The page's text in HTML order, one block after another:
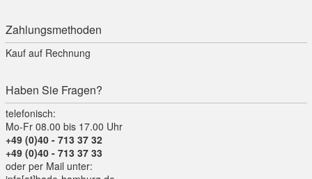
Zahlungsmethoden
Kauf auf Rechnung
Haben Sie Fragen?
telefonisch:
Mo-Fr 08.00 bis 17.00 Uhr
+49 (0)40 - 713 37 32
+49 (0)40 - 713 37 33
oder per Mail unter: